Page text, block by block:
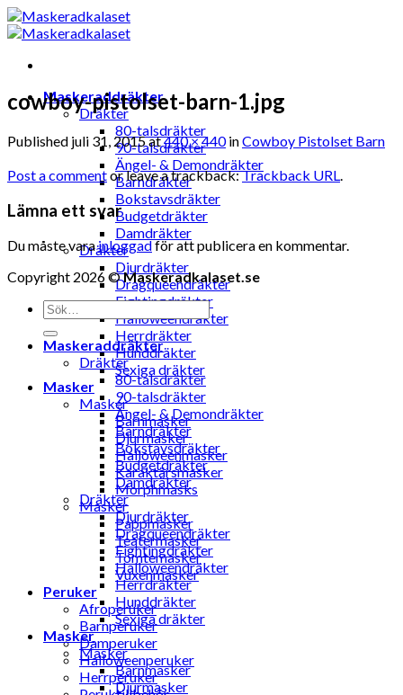
Skip
to
Maskeraddräkter
Dräkter
80-talsdräkter
90-talsdräkter
Ängel- & Demondräkter
Barndräkter
Bokstavsdräkter
Budgetdräkter
Damdräkter
Dräkter
Djurdräkter
Dragqueendräkter
Fightingdräkter
Halloweendräkter
Herrdräkter
Hunddräkter
Sexiga dräkter
Masker
Masker
Barnmasker
Djurmasker
Halloweenmasker
Karaktärsmasker
Morphmasks
Masker
Pappmasker
Teatermasker
Tomtemasker
Vuxenmasker
Peruker
Afroperuker
Barnperuker
Damperuker
Halloweenperuker
Herrperuker
cowboy-pistolset-barn-1.jpg
Published juli 31, 2015at440 × 440inCowboy Pistolset Barn
Post a commentor leave a trackback:Trackback URL.
Lämna ett svar
Du måste varainloggadför att publicera en kommentar.
Copyright 2026 ©Maskeradkalaset.se
Sök
efter:
Maskeraddräkter
Dräkter
80-talsdräkter
90-talsdräkter
Ängel- & Demondräkter
Barndräkter
Bokstavsdräkter
Budgetdräkter
Damdräkter
Dräkter
Djurdräkter
Dragqueendräkter
Fightingdräkter
Halloweendräkter
Herrdräkter
Hunddräkter
Sexiga dräkter
Masker
Masker
Barnmasker
Djurmasker